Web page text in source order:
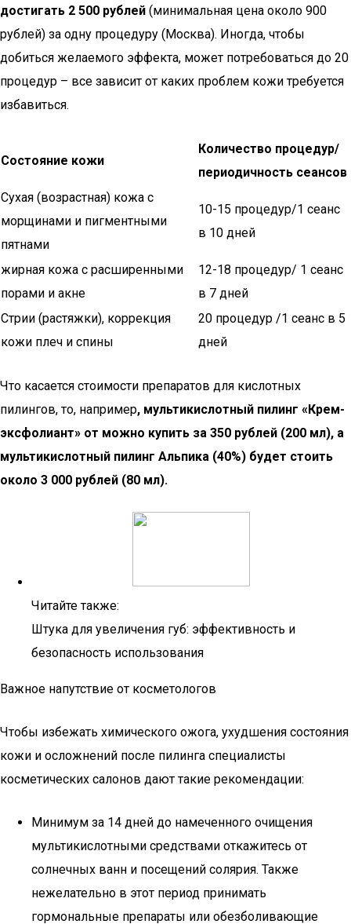
достигать 2 500 рублей (минимальная цена около 900
рублей) за одну процедуру (Москва). Иногда, чтобы
добиться желаемого эффекта, может потребоваться до 20
процедур – все зависит от каких проблем кожи требуется
избавиться.
Состояние кожи
Количество процедур/
периодичность сеансов
Сухая (возрастная) кожа с
морщинами и пигментными
пятнами
10-15 процедур/1 сеанс
в 10 дней
жирная кожа с расширенными
порами и акне
12-18 процедур/ 1 сеанс
в 7 дней
Стрии (растяжки), коррекция
кожи плеч и спины
20 процедур /1 сеанс в 5
дней
Что касается стоимости препаратов для кислотных
пилингов, то, например, мультикислотный пилинг «Крем-
эксфолиант» от можно купить за 350 рублей (200 мл), а
мультикислотный пилинг Альпика (40%) будет стоить
около 3 000 рублей (80 мл).
Читайте также:
Штука для увеличения губ: эффективность и
безопасность использования
Важное напутствие от косметологов
Чтобы избежать химического ожога, ухудшения состояния
кожи и осложнений после пилинга специалисты
косметических салонов дают такие рекомендации:
Минимум за 14 дней до намеченного очищения
мультикислотными средствами откажитесь от
солнечных ванн и посещений солярия. Также
нежелательно в этот период принимать
гормональные препараты или обезболивающие